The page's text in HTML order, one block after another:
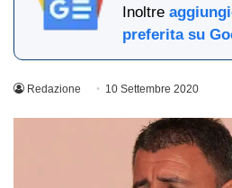
Inoltre
preferita su
Redazione 10 Settembre 2020